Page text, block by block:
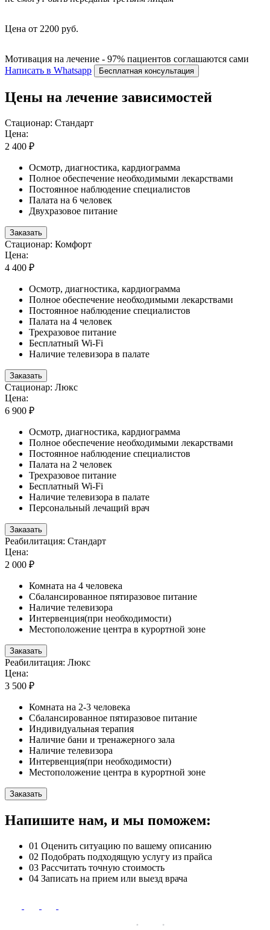
Цена от 2200 руб.
Мотивация на лечение - 97% пациентов соглашаются сами
Написать в Whatsapp
Бесплатная консультация
Цены на лечение зависимостей
Стационар: Стандарт
Цена:
2 400 ₽
Осмотр, диагностика, кардиограмма
Полное обеспечение необходимыми лекарствами
Постоянное наблюдение специалистов
Палата на 6 человек
Двухразовое питание
Заказать
Стационар: Комфорт
Цена:
4 400 ₽
Осмотр, диагностика, кардиограмма
Полное обеспечение необходимыми лекарствами
Постоянное наблюдение специалистов
Палата на 4 человек
Трехразовое питание
Бесплатный Wi-Fi
Наличие телевизора в палате
Заказать
Стационар: Люкс
Цена:
6 900 ₽
Осмотр, диагностика, кардиограмма
Полное обеспечение необходимыми лекарствами
Постоянное наблюдение специалистов
Палата на 2 человек
Трехразовое питание
Бесплатный Wi-Fi
Наличие телевизора в палате
Персональный лечащий врач
Заказать
Реабилитация: Стандарт
Цена:
2 000 ₽
Комната на 4 человека
Сбалансированное пятиразовое питание
Наличие телевизора
Интервенция(при необходимости)
Местоположение центра в курортной зоне
Заказать
Реабилитация: Люкс
Цена:
3 500 ₽
Комната на 2-3 человека
Сбалансированное пятиразовое питание
Индивидуальная терапия
Наличие бани и тренажерного зала
Наличие телевизора
Интервенция(при необходимости)
Местоположение центра в курортной зоне
Заказать
Напишите нам, и мы поможем:
01 Оценить ситуацию по вашему описанию
02 Подобрать подходящую услугу из прайса
03 Рассчитать точную стоимость
04 Записать на прием или выезд врача